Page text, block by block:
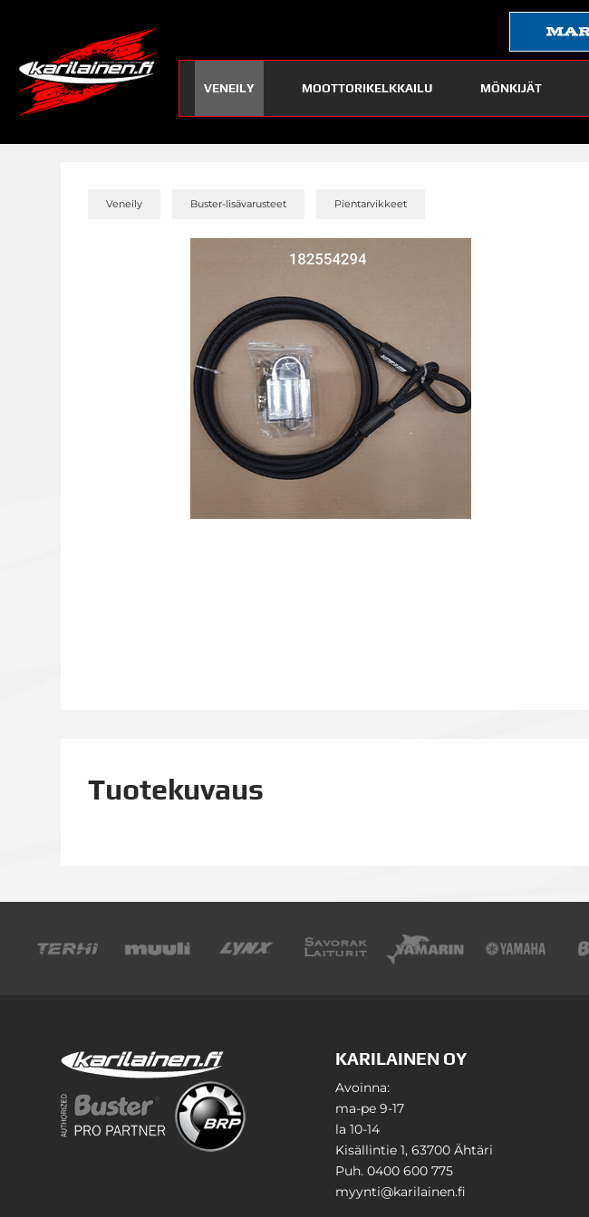
VENEILY MOOTTORIKELKKAILU MÖNKIJÄT
Veneily Buster-lisävarusteet Pientarvikkeet
Tuotekuvaus
KARILAINEN OY
Avoinna:
ma-pe 9-17
la 10-14
Kisällintie 1, 63700 Ähtäri
Puh. 0400 600 775
myynti@karilainen.fi